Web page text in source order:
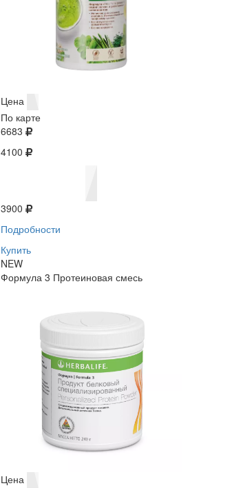
Цена
По карте
6683
4100
3900
Подробности
Купить
NEW
Формула 3 Протеиновая смесь
Цена